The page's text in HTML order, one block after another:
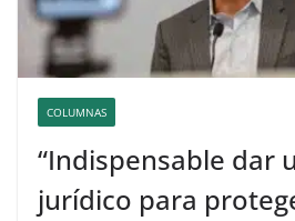
COLUMNAS
“Indispensable dar
jurídico para